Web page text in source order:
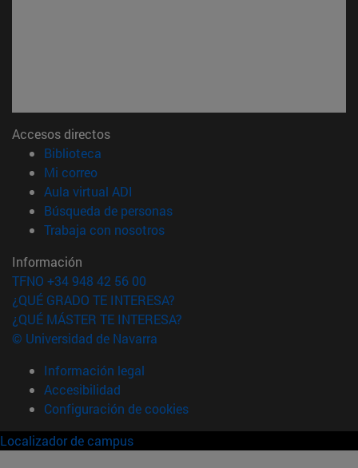
Accesos directos
Biblioteca
Mi correo(abre en nueva ventana)
Aula virtual ADI
Búsqueda de personas(abre en nueva ventana)
Trabaja con nosotros(abre en nueva ventana)
Información
TFNO +34 948 42 56 00
¿QUÉ GRADO TE INTERESA?
¿QUÉ MÁSTER TE INTERESA?
© Universidad de Navarra
Información legal
Accesibilidad
Configuración de cookies
Localizador de campus